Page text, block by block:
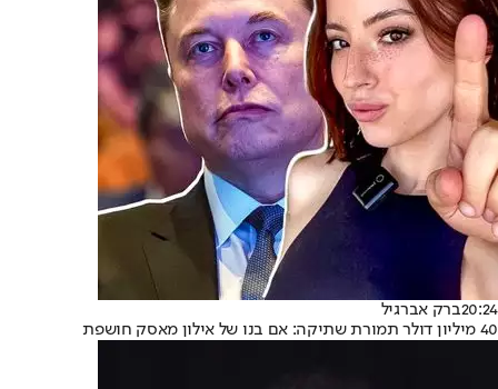
20:24ברק אברגיל
40 מיליון דולר תמורת שתיקה: אם בנו של אילון מאסק חושפת